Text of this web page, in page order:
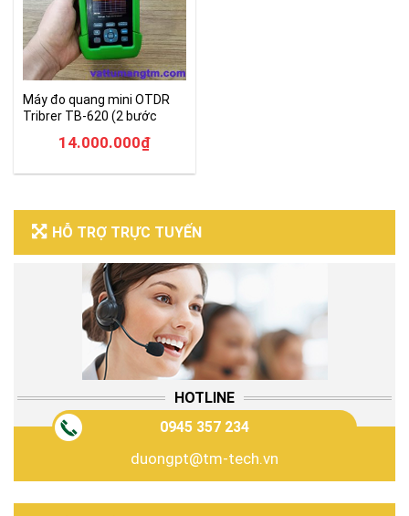
HỖ TRỢ TRỰC TUYẾN
HOTLINE
0945 357 234
duongpt@tm-tech.vn
Máy đo quang mini OTDR
Tribrer TB-620 (2 bước
14.000.000₫